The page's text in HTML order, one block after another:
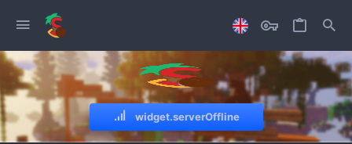
widget.serverOffline